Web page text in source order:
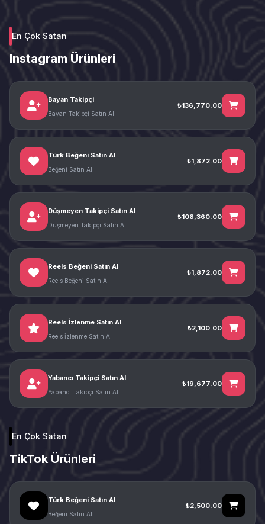
En Çok Satan
Instagram Ürünleri
Bayan Takipçi
Bayan Takipçi Satın Al
₺136,770.00
Türk Beğeni Satın Al
Beğeni Satın Al
₺1,872.00
Düşmeyen Takipçi Satın Al
Düşmeyen Takipçi Satın Al
₺108,360.00
Reels Beğeni Satın Al
Reels Beğeni Satın Al
₺1,872.00
Reels İzlenme Satın Al
Reels İzlenme Satın Al
₺2,100.00
Yabancı Takipçi Satın Al
Yabancı Takipçi Satın Al
₺19,677.00
En Çok Satan
TikTok Ürünleri
Türk Beğeni Satın Al
Beğeni Satın Al
₺2,500.00